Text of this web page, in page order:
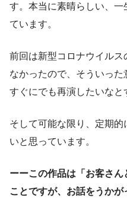
す。本当に素晴らしい、
ています。
前回は新型コロナウイルス
なかったので、そういった
すぐにでも再演したいなと
そして可能な限り、定期
いと思っています。
ーーこの作品は「お客さ
ことですが、お話をうか